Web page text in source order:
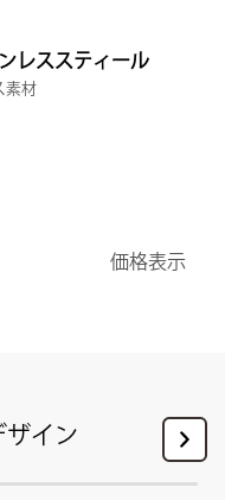
レススティール
素材
価格表示
イン